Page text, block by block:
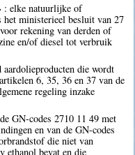
: elke natuurlijke of
het ministerieel besluit van 27
rekening van derden of
en/of diesel tot verbruik
die wordt
6, 35, 36 en 37 van de
regeling inzake
GN-codes 2710 11 49 met
en van de GN-codes
die niet van
ethanol bevat en die